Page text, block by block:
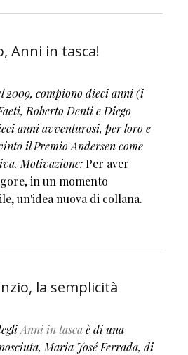
Anni in tasca!
2009, compiono dieci anni (i
Roberto Denti e Diego
anni avventurosi, per loro e
il Premio Andersen come
Motivazione:Per aver
in un momento
un'idea nuova di collana.
la semplicità
Anni in tascaè di una
Maria José Ferrada, di